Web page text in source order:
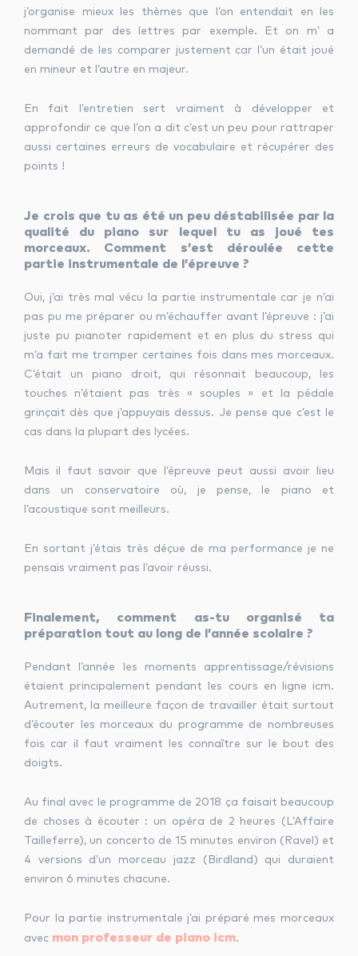
j’organise mieux les thèmes que l’on entendait en les
nommant par des lettres par exemple. Et on m’ a
demandé de les comparer justement car l’un était joué
en mineur et l’autre en majeur.
En fait l’entretien sert vraiment à développer et
approfondir ce que l’on a dit c’est un peu pour rattraper
aussi certaines erreurs de vocabulaire et récupérer des
points !
Je crois que tu as été un peu déstabilisée par la
qualité du piano sur lequel tu as joué tes
morceaux. Comment s’est déroulée cette
partie instrumentale de l’épreuve ?
Oui, j’ai très mal vécu la partie instrumentale car je n’ai
pas pu me préparer ou m’échauffer avant l’épreuve : j’ai
juste pu pianoter rapidement et en plus du stress qui
m’a fait me tromper certaines fois dans mes morceaux.
C’était un piano droit, qui résonnait beaucoup, les
touches n’étaient pas très « souples » et la pédale
grinçait dès que j’appuyais dessus. Je pense que c’est le
cas dans la plupart des lycées.
Mais il faut savoir que l’épreuve peut aussi avoir lieu
dans un conservatoire où, je pense, le piano et
l’acoustique sont meilleurs.
En sortant j’étais très déçue de ma performance je ne
pensais vraiment pas l’avoir réussi.
Finalement, comment as-tu organisé ta
préparation tout au long de l’année scolaire ?
Pendant l’année les moments apprentissage/révisions
étaient principalement pendant les cours en ligne icm.
Autrement, la meilleure façon de travailler était surtout
d’écouter les morceaux du programme de nombreuses
fois car il faut vraiment les connaître sur le bout des
doigts.
Au final avec le programme de 2018 ça faisait beaucoup
de choses à écouter : un opéra de 2 heures (L’Affaire
Tailleferre), un concerto de 15 minutes environ (Ravel) et
4 versions d’un morceau jazz (Birdland) qui duraient
environ 6 minutes chacune.
Pour la partie instrumentale j’ai préparé mes morceaux
avec mon professeur de piano icm.